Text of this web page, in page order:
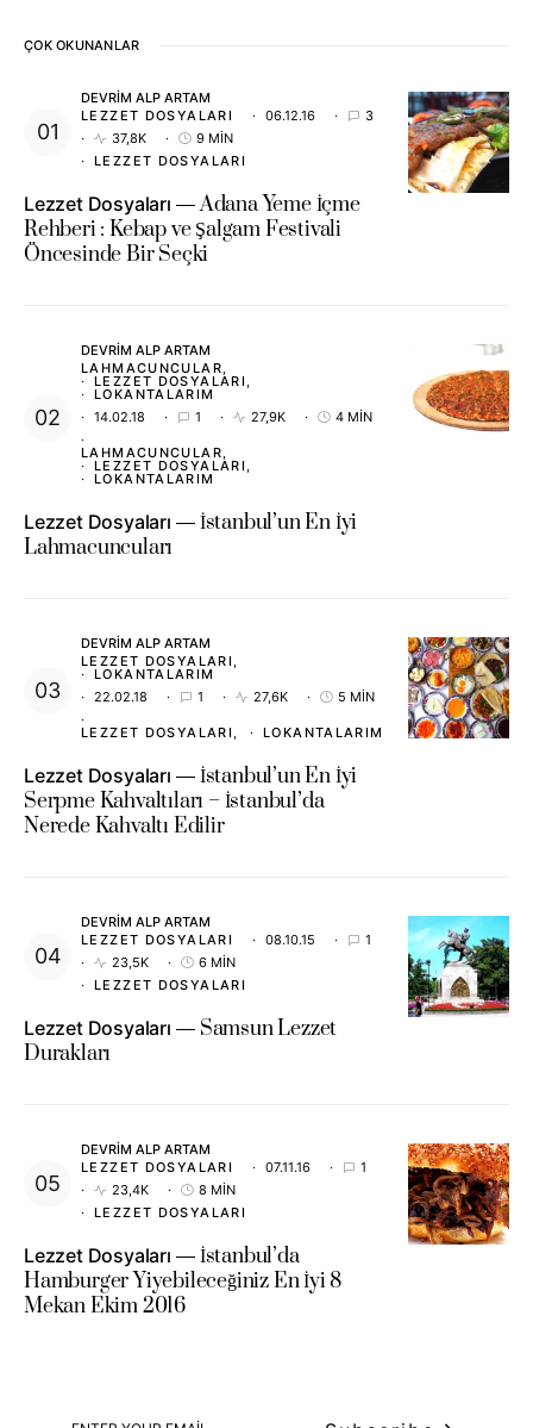
ÇOK OKUNANLAR
DEVRIM ALP ARTAM
LEZZET DOSYALARI
06.12.16
3
37,8K
9 MIN
LEZZET DOSYALARI
Lezzet Dosyaları
Adana Yeme İçme
Rehberi : Kebap ve Şalgam Festivali
Öncesinde Bir Seçki
DEVRIM ALP ARTAM
LAHMACUNCULAR
LEZZET DOSYALARI
LOKANTALARIM
14.02.18
1 27,9K 4 MIN
LAHMACUNCULAR
LEZZET DOSYALARI
LOKANTALARIM
Lezzet Dosyaları
İstanbul’un En İyi
Lahmacuncuları
DEVRIM ALP ARTAM
LEZZET DOSYALARI
LOKANTALARIM
22.02.18
1 27,6K 5 MIN
LEZZET DOSYALARI LOKANTALARIM
Lezzet Dosyaları
İstanbul’un En İyi
Serpme Kahvaltıları – İstanbul’da
Nerede Kahvaltı Edilir
DEVRIM ALP ARTAM
LEZZET DOSYALARI
08.10.15
1
23,5K
6 MIN
LEZZET DOSYALARI
Lezzet Dosyaları
Samsun Lezzet
Durakları
DEVRIM ALP ARTAM
LEZZET DOSYALARI
07.11.16
1
23,4K
8 MIN
LEZZET DOSYALARI
Lezzet Dosyaları
İstanbul’da
Hamburger Yiyebileceğiniz En İyi 8
Mekan Ekim 2016